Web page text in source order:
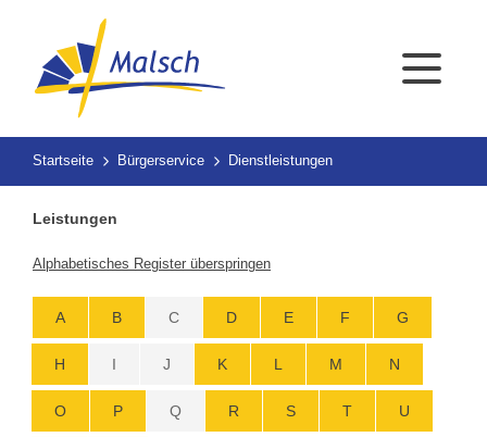
Startseite Bürgerservice Dienstleistungen
Leistungen
Alphabetisches Register überspringen
A B C D E F G
H I J K L M N
O P Q R S T U